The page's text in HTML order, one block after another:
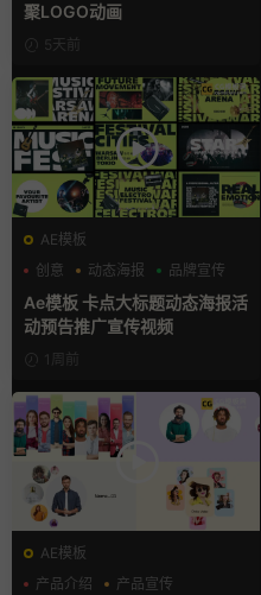
聚LOGO动画
5天前
AE模板
创意
动态海报 品牌宣传
Ae模板 卡点大标题动态海报活
动预告推广宣传视频
1周前
AE模板
产品介绍
产品宣传